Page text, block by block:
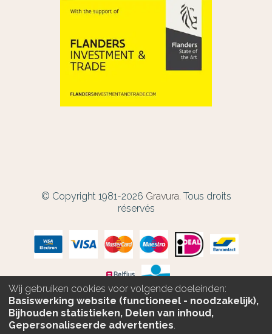
PERSONNALISEZ
© Copyright 1981-2026 Gravura. Tous droits
réservés
Wij gebruiken cookies voor volgende doeleinden:
Basiswerking website (functioneel - noodzakelijk),
Bijhouden statistieken, Delen van inhoud,
Gepersonaliseerde advertenties.